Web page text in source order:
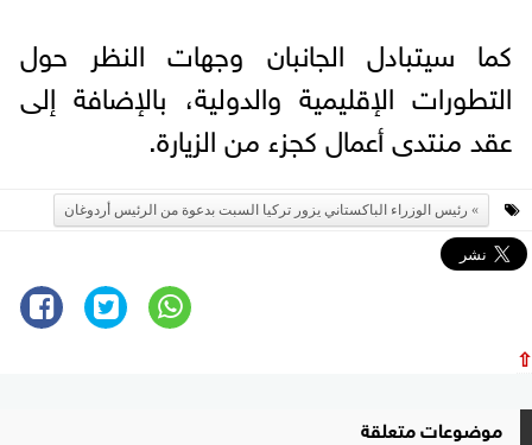
كما سيتبادل الجانبان وجهات النظر حول
التطورات الإقليمية والدولية، بالإضافة إلى
عقد منتدى أعمال كجزء من الزيارة.
رئيس الوزراء الباكستاني يزور تركيا السبت بدعوة من الرئيس أردوغان
⇧
موضوعات متعلقة